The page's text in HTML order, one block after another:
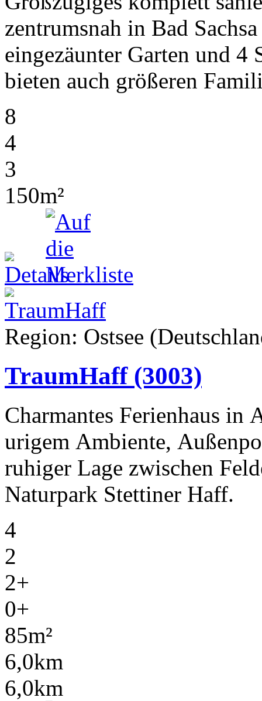
zentrumsnah in Bad
eingezäunter Garten und 4
bieten auch größeren
8
4
3
150m²
Region: Ostsee
TraumHaff (3003)
Charmantes Ferienhaus in
urigem Ambiente,
ruhiger Lage zwischen
Naturpark Stettiner Haff.
4
2
2+
0+
85m²
6,0km
6,0km